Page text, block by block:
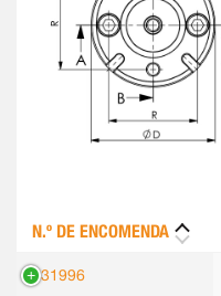
N.º DE ENCOMENDA
531996